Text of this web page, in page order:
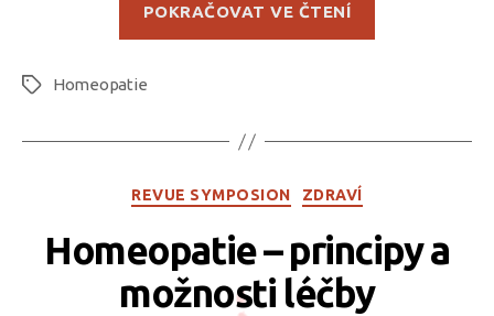
POKRAČOVAT VE ČTENÍ
magickém
přírodě“
ŠtítkyHomeopatie
Rubriky
REVUE SYMPOSION ZDRAVÍ
Homeopatie – principy a
možnosti léčby